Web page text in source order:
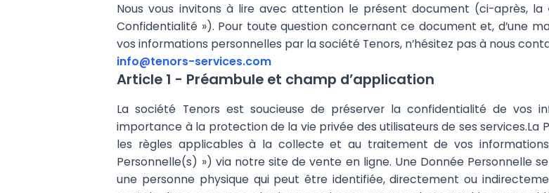
Nous vous invitons à lire avec attention le présent document (ci-après, la
Confidentialité »). Pour toute question concernant ce document et, d’une
vos informations personnelles par la société Tenors, n’hésitez pas à nous
info@tenors-services.com
Article 1 - Préambule et champ d’application
La société Tenors est soucieuse de préserver la confidentialité de vos
importance à la protection de la vie privée des utilisateurs de ses
les règles applicables à la collecte et au traitement de vos
Personnelle(s) ») via notre site de vente en ligne. Une Donnée
une personne physique qui peut être identifiée, directement ou